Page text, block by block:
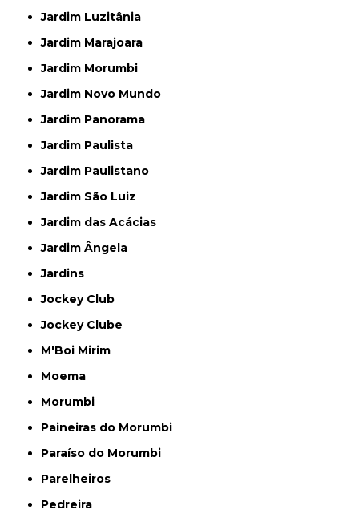
Jardim Luzitânia
Jardim Marajoara
Jardim Morumbi
Jardim Novo Mundo
Jardim Panorama
Jardim Paulista
Jardim Paulistano
Jardim São Luiz
Jardim das Acácias
Jardim Ângela
Jardins
Jockey Club
Jockey Clube
M'Boi Mirim
Moema
Morumbi
Paineiras do Morumbi
Paraíso do Morumbi
Parelheiros
Pedreira